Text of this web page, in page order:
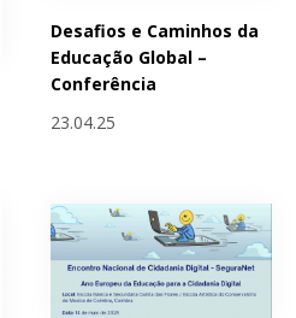
Desafios e Caminhos da
Educação Global –
Conferência
23.04.25